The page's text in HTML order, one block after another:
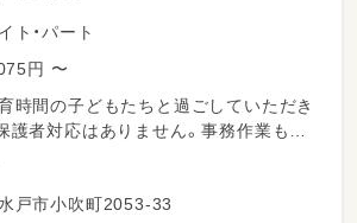
ト・パート
円 〜
時間の子どもたちと過ごしていただき
護者対応はありません。事務作業もあ
。
戸市小吹町2053-33